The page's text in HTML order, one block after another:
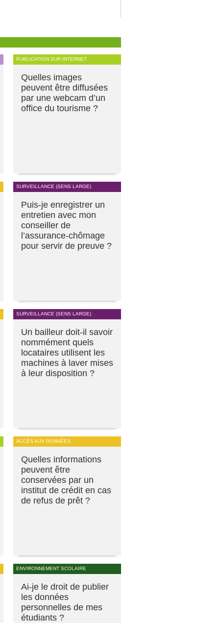
PUBLICATION SUR INTERNET
Quelles images
peuvent être diffusées
par une webcam d’un
office du tourisme ?
SURVEILLANCE (SENS LARGE)
Puis-je enregistrer un
entretien avec mon
conseiller de
l’assurance-chômage
pour servir de preuve ?
SURVEILLANCE (SENS LARGE)
Un bailleur doit-il savoir
nommément quels
locataires utilisent les
machines à laver mises
à leur disposition ?
ACCÈS AUX DONNÉES
Quelles informations
peuvent être
conservées par un
institut de crédit en cas
de refus de prêt ?
ENVIRONNEMENT SCOLAIRE
Ai-je le droit de publier
les données
personnelles de mes
étudiants ?